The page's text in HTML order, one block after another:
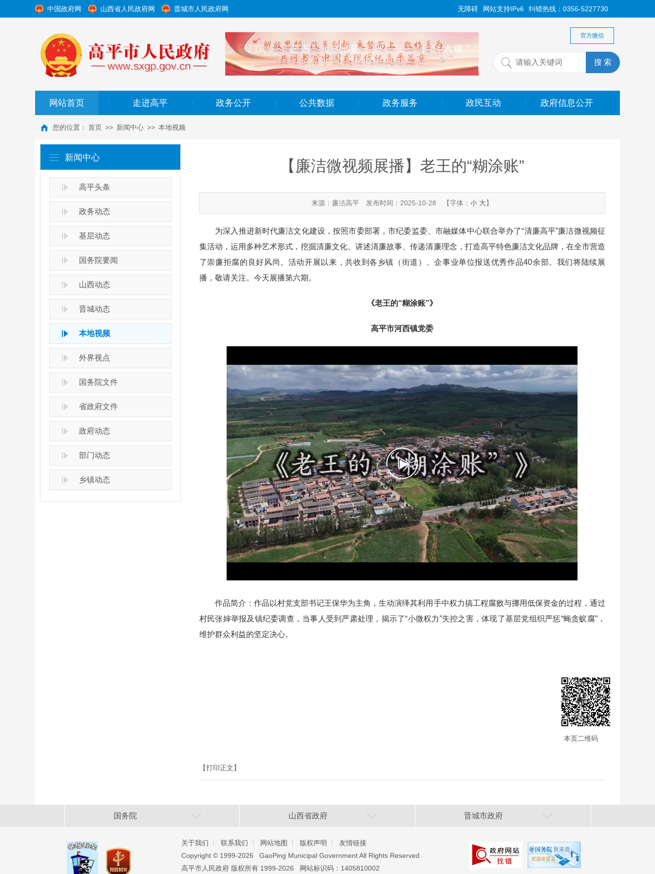
中国政府网 山西省人民政府网 晋城市人民政府网 纠错热线：0356-5227730
网站支持IPv6
无障碍
官方微信
网站首页 走进高平 政务公开 公共数据 政务服务 政民互动 政府信息公开
您的位置： 首页 >> 新闻中心 >> 本地视频
新闻中心
高平头条
政务动态
基层动态
国务院要闻
山西动态
晋城动态
本地视频
外界视点
国务院文件
省政府文件
政府动态
部门动态
乡镇动态
【廉洁微视频展播】老王的“糊涂账”
来源：廉洁高平 发布时间：2025-10-28 【字体：小 大】
为深入推进新时代廉洁文化建设，按照市委部署，市纪委监委、市融媒体中心联合举办了“清廉高平”廉洁微视频征
集活动，运用多种艺术形式，挖掘清廉文化、讲述清廉故事、传递清廉理念，打造高平特色廉洁文化品牌，在全市营造
了崇廉拒腐的良好风尚。活动开展以来，共收到各乡镇（街道）、企事业单位报送优秀作品40余部。我们将陆续展
播，敬请关注。今天展播第六期。
《老王的“糊涂账”》
高平市河西镇党委
作品简介：作品以村党支部书记王保华为主角，生动演绎其利用手中权力搞工程腐败与挪用低保资金的过程，通过
村民张婶举报及镇纪委调查，当事人受到严肃处理，揭示了“小微权力”失控之害，体现了基层党组织严惩“蝇贪蚁腐”，
维护群众利益的坚定决心。
本页二维码
【打印正文】
国务院 山西省政府 晋城市政府
关于我们 联系我们 网站地图 版权声明
友情链接
Copyright ©️ 1999-2026 GaoPing Municipal Government All Rights Reserved
高平市人民政府 版权所有 1999-2026 网站标识码：1405810002